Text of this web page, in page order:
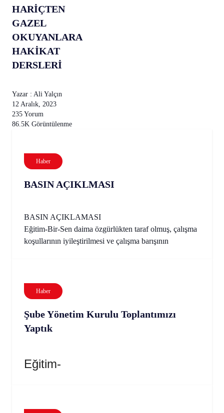
HARİÇTEN
GAZEL
OKUYANLARA
HAKİKAT
DERSLERİ
Yazar : Ali Yalçın
12 Aralık, 2023
235 Yorum
86.5K Görüntülenme
Haber
BASIN AÇIKLMASI
BASIN AÇIKLAMASI
Eğitim-Bir-Sen daima özgürlükten taraf olmuş, çalışma
koşullarının iyileştirilmesi ve çalışma barışının
Haber
Şube Yönetim Kurulu Toplantımızı
Yaptık
Eğitim-